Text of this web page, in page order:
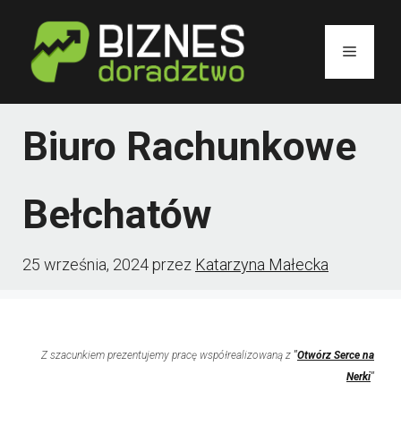
treści
Menu
Biuro Rachunkowe
Bełchatów
25 września, 2024przez Katarzyna Małecka
Z szacunkiem prezentujemy pracę współrealizowaną z "Otwórz Serce na
Nerki"